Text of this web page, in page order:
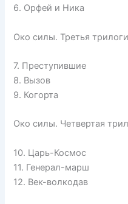
6. Орфей и Ника
Око силы. Третья
7. Преступившие
8. Вызов
9. Когорта
Око силы. Четвертая
10. Царь-Космос
11. Генерал-марш
12. Век-волкодав